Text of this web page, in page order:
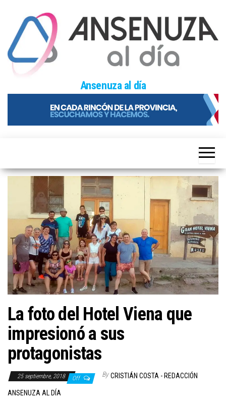
content
Ansenuza al día
La foto del Hotel Viena que
impresionó a sus
protagonistas
25 septiembre, 2018 Off By CRISTIÁN COSTA - REDACCIÓN
ANSENUZA AL DÍA